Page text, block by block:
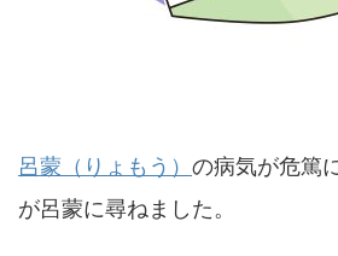
呂蒙（りょもう） の病気が危篤
が呂蒙に尋ねました。